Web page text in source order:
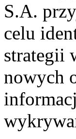
S.A.
celu
strategii
nowych